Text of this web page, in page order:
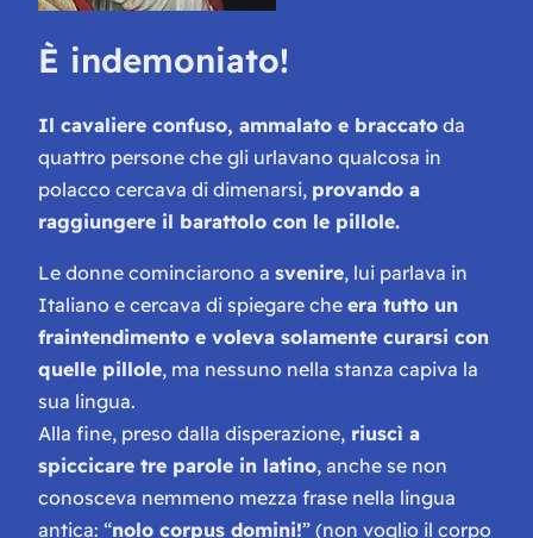
È indemoniato!
Il cavaliere confuso, ammalato e braccato da
quattro persone che gli urlavano qualcosa in
polacco cercava di dimenarsi, provando a
raggiungere il barattolo con le pillole.
Le donne cominciarono a svenire, lui parlava in
Italiano e cercava di spiegare che era tutto un
fraintendimento e voleva solamente curarsi con
quelle pillole, ma nessuno nella stanza capiva la
sua lingua.
Alla fine, preso dalla disperazione, riuscì a
spiccicare tre parole in latino, anche se non
conosceva nemmeno mezza frase nella lingua
antica: “nolo corpus domini!” (non voglio il corpo